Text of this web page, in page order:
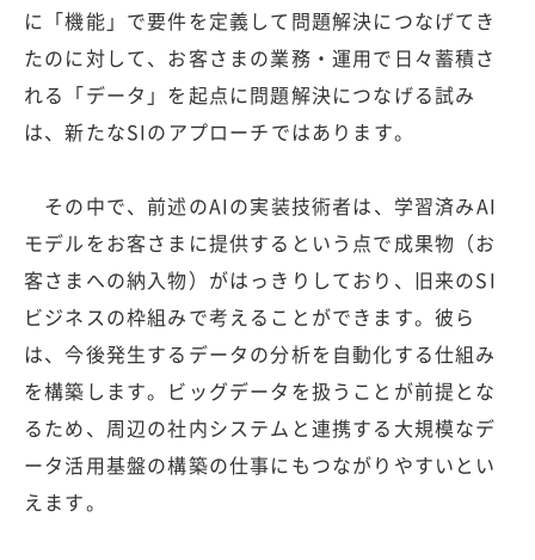
に「機能」で要件を定義して問題解決につなげてき
たのに対して、お客さまの業務・運用で日々蓄積さ
れる「データ」を起点に問題解決につなげる試み
は、新たなSIのアプローチではあります。
その中で、前述のAIの実装技術者は、学習済みAI
モデルをお客さまに提供するという点で成果物（お
客さまへの納入物）がはっきりしており、旧来のSI
ビジネスの枠組みで考えることができます。彼ら
は、今後発生するデータの分析を自動化する仕組み
を構築します。ビッグデータを扱うことが前提とな
るため、周辺の社内システムと連携する大規模なデ
ータ活用基盤の構築の仕事にもつながりやすいとい
えます。